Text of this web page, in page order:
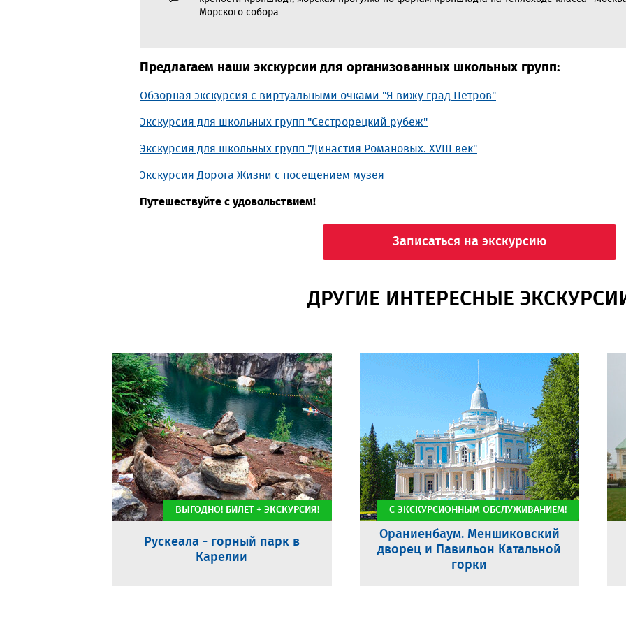
Морского собора.
Предлагаем наши экскурсии для организованных школьных групп:
Обзорная экскурсия с виртуальными очками "Я вижу град Петров"
Экскурсия для школьных групп "Сестрорецкий рубеж"
Экскурсия для школьных групп "Династия Романовых. XVIII век"
Экскурсия Дорога Жизни с посещением музея
Путешествуйте с удовольствием!
Записаться на экскурсию
ДРУГИЕ ИНТЕРЕСНЫЕ
Рускеала - горный парк в
Карелии
ВЫГОДНО! БИЛЕТ + ЭКСКУРСИЯ!
Ораниенбаум. Меншиковский
дворец и Павильон Катальной
горки
С ЭКСКУРСИОННЫМ ОБСЛУЖИВАНИЕМ!